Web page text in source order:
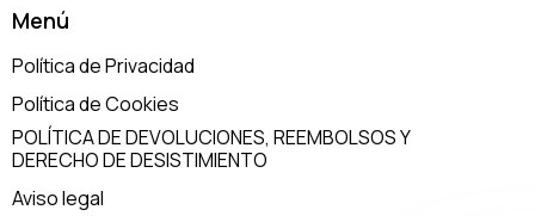
Menú
Política de Privacidad
Política de Cookies
POLÍTICA DE DEVOLUCIONES, REEMBOLSOS Y
DERECHO DE DESISTIMIENTO
Aviso legal